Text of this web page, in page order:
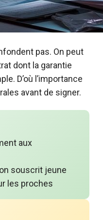
pas. On peut
dont la garantie
D’où l’importance
avant de signer.
aux
souscrit jeune
les proches